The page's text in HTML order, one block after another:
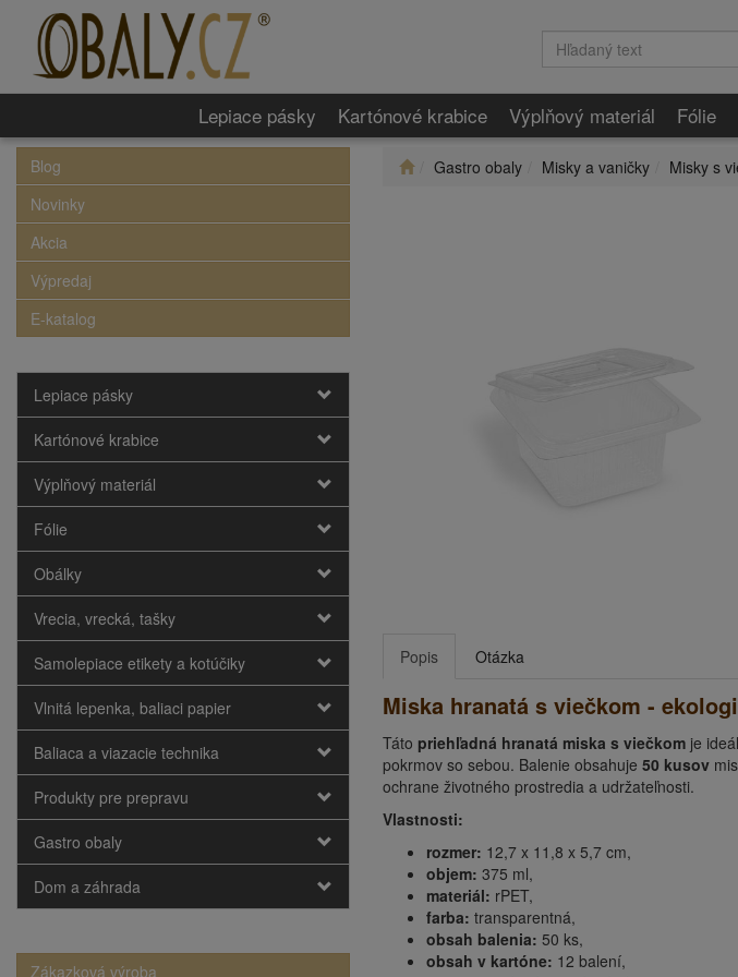
Lepiace pásky Kartónové krabice Výplňový materiál Fólie
Blog
Novinky
Akcia
Výpredaj
E-katalog
Lepiace pásky
Kartónové krabice
Výplňový materiál
Fólie
Obálky
Vrecia, vrecká, tašky
Samolepiace etikety a kotúčiky
Vlnitá lepenka, baliaci papier
Baliaca a viazacie technika
Produkty pre prepravu
Gastro obaly
Dom a záhrada
Zákazková výroba
Gastro obaly Misky a vaničky Misky s
Popis Otázka
Miska hranatá s viečkom -
Táto priehľadná hranatá miska s viečkom je
pokrmov so sebou. Balenie obsahuje 50 kusov
ochrane životného prostredia a udržateľnosti.
Vlastnosti:
rozmer: 12,7 x 11,8 x 5,7 cm,
objem: 375 ml,
materiál: rPET,
farba: transparentná,
obsah balenia: 50 ks,
obsah v kartóne: 12 balení,